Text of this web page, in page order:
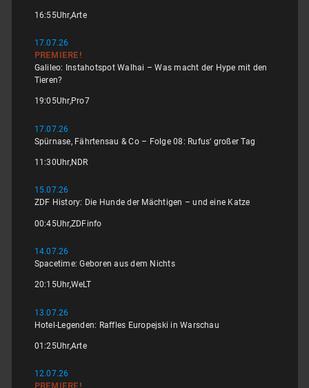
16:55Uhr,Arte
17.07.26
PREMIERE!
Galileo: Instahotspot Walhai – Was macht der Hype mit den
Tieren?
19:05Uhr,Pro7
17.07.26
Spürnase, Fährtensau & Co – Folge 08: Rufus‘ großer Tag
11:30Uhr,NDR
15.07.26
ZDF History: Die Hunde der Mächtigen – und eine Katze
00:45Uhr,ZDFinfo
14.07.26
Spacetime: Geboren aus dem Nichts
20:15Uhr,WeLT
13.07.26
Hotel-Legenden: Raffles Europejski in Warschau
01:25Uhr,Arte
12.07.26